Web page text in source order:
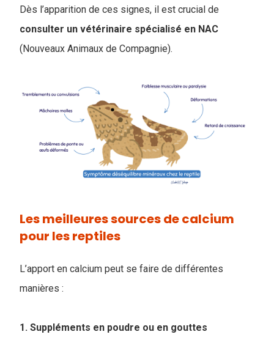
Dès l’apparition de ces signes, il est crucial de
consulter un vétérinaire spécialisé en NAC
(Nouveaux Animaux de Compagnie).
Les meilleures sources de calcium
pour les reptiles
L’apport en calcium peut se faire de différentes
manières :
1. Suppléments en poudre ou en gouttes